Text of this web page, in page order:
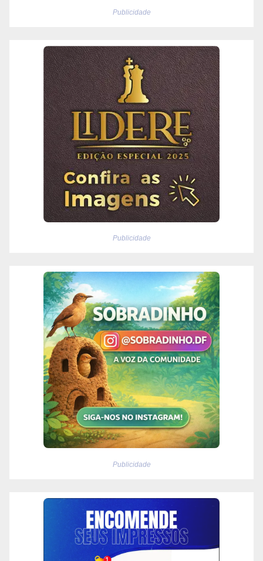
Publicidade
Publicidade
Publicidade